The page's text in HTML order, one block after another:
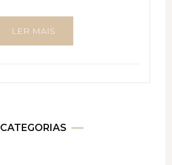
LER MAIS
CATEGORIAS